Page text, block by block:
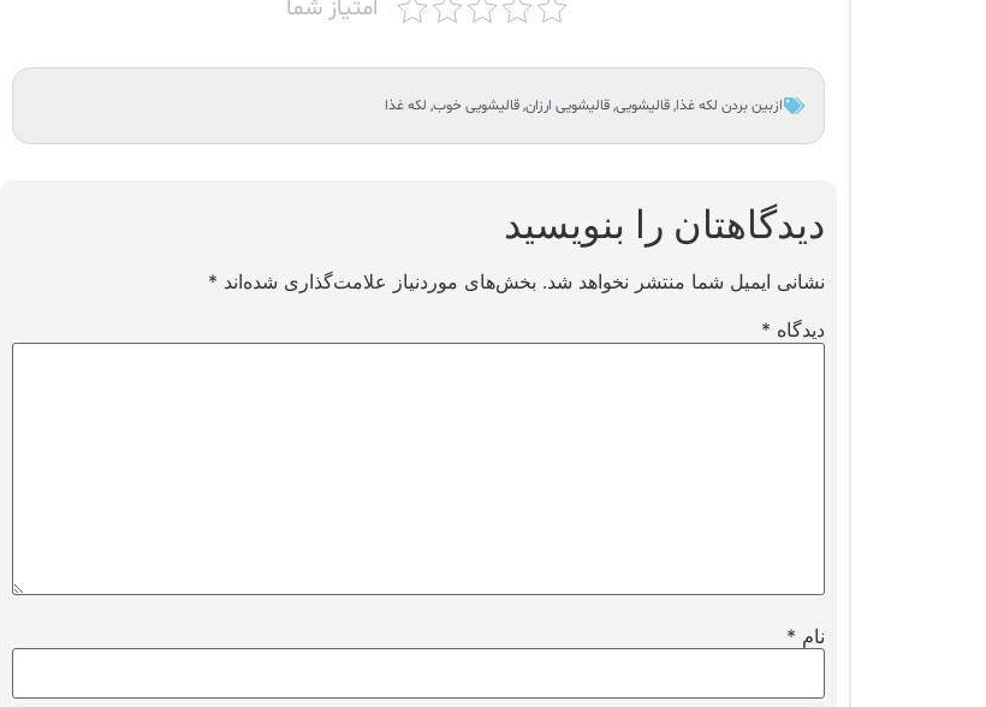
امتیاز شما
ازبین بردن لکه غذا,قالیشویی,قالیشویی ارزان,قالیشویی خوب, لکه غذا
دیدگاهتان را بنویسید
نشانی ایمیل شما منتشر نخواهد شد. بخش‌های موردنیاز علامت‌گذاری شده‌اند *
دیدگاه *
نام *